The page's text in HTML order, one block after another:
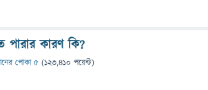
পারার কারণ কি?
পোকা ৫ (123,410 পয়েন্ট)